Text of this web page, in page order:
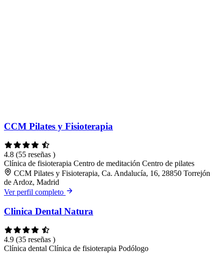
CCM Pilates y Fisioterapia
4.8 (55 reseñas )
Clínica de fisioterapia Centro de meditación Centro de pilates
CCM Pilates y Fisioterapia, Ca. Andalucía, 16, 28850 Torrejón
de Ardoz, Madrid
Ver perfil completo
Clinica Dental Natura
4.9 (35 reseñas )
Clínica dental Clínica de fisioterapia Podólogo